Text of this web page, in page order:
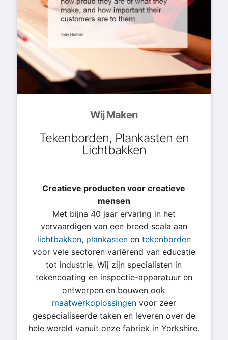
Wij Maken
Tekenborden, Plankasten en
Lichtbakken
Creatieve producten voor creatieve
mensen
Met bijna 40 jaar ervaring in het
vervaardigen van een breed scala aan
lichtbakken, plankastenen tekenborden
voor vele sectoren variërend van educatie
tot industrie. Wij zijn specialisten in
tekencoating en inspectie-apparatuur en
ontwerpen en bouwen ook
maatwerkoplossingenvoor zeer
gespecialiseerde taken en leveren over de
hele wereld vanuit onze fabriek in Yorkshire.